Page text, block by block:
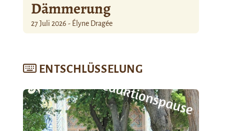
Dämmerung
27 Juli 2026 - Élyne Dragée
ENTSCHLÜSSELUNG